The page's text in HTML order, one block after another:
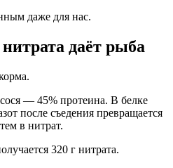
даже для нас.
даёт рыба
— 45% протеина. В белке
после съедения превращается
в нитрат.
320 г нитрата.